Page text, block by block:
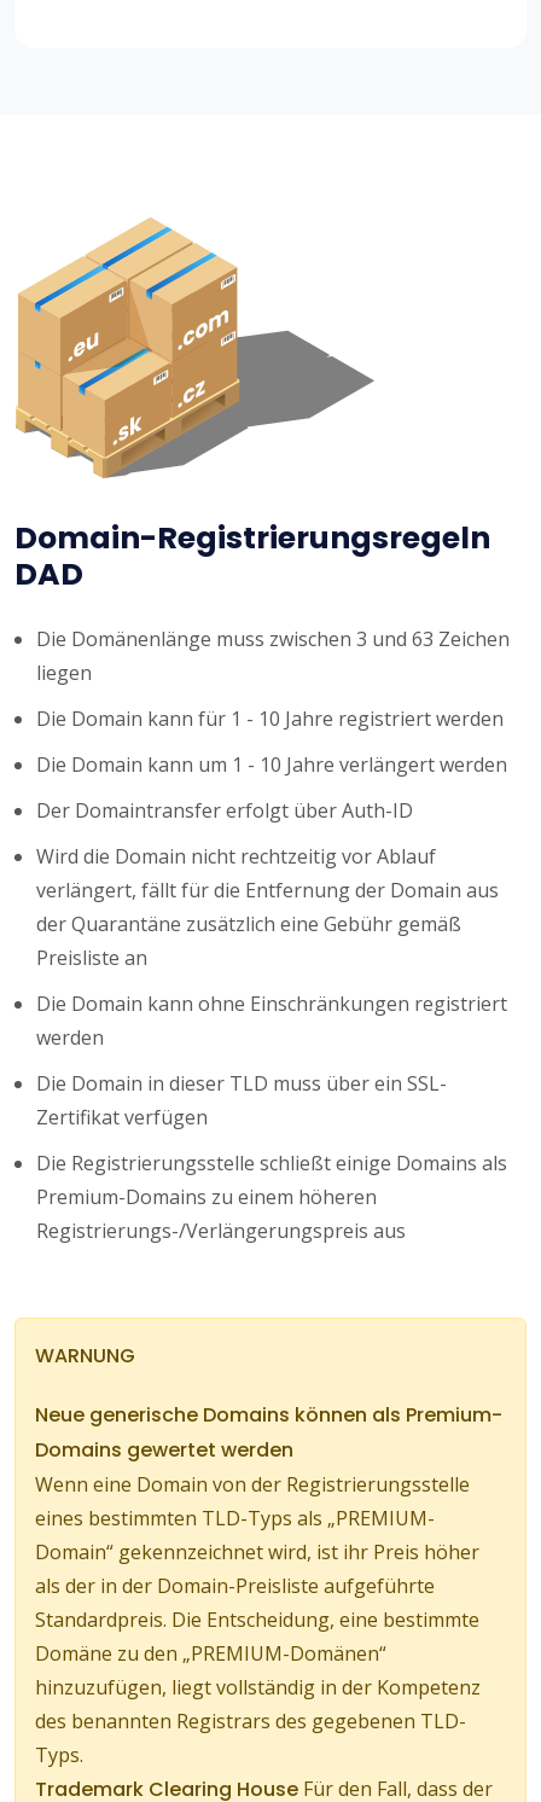
Domain-Registrierungsregeln
DAD
Die Domänenlänge muss zwischen 3 und 63 Zeichen
liegen
Die Domain kann für 1 - 10 Jahre registriert werden
Die Domain kann um 1 - 10 Jahre verlängert werden
Der Domaintransfer erfolgt über Auth-ID
Wird die Domain nicht rechtzeitig vor Ablauf
verlängert, fällt für die Entfernung der Domain aus
der Quarantäne zusätzlich eine Gebühr gemäß
Preisliste an
Die Domain kann ohne Einschränkungen registriert
werden
Die Domain in dieser TLD muss über ein SSL-
Zertifikat verfügen
Die Registrierungsstelle schließt einige Domains als
Premium-Domains zu einem höheren
Registrierungs-/Verlängerungspreis aus
WARNUNG
Neue generische Domains können als Premium-
Domains gewertet werden
Wenn eine Domain von der Registrierungsstelle
eines bestimmten TLD-Typs als „PREMIUM-
Domain“ gekennzeichnet wird, ist ihr Preis höher
als der in der Domain-Preisliste aufgeführte
Standardpreis. Die Entscheidung, eine bestimmte
Domäne zu den „PREMIUM-Domänen“
hinzuzufügen, liegt vollständig in der Kompetenz
des benannten Registrars des gegebenen TLD-
Typs.
Trademark Clearing House Für den Fall, dass der